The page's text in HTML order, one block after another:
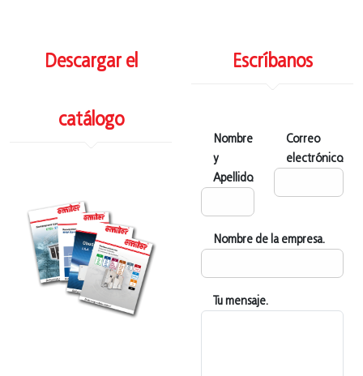
Descargar el
catálogo
Escríbanos
Nombre
y
Apellido.
Correo
electrónico.
Nombre de la empresa.
Tu mensaje.